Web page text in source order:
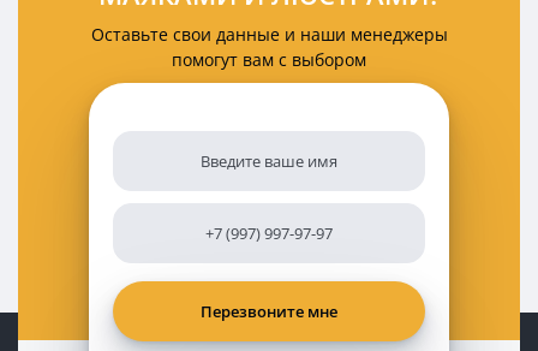
Оставьте свои данные и наши менеджеры
помогут вам с выбором